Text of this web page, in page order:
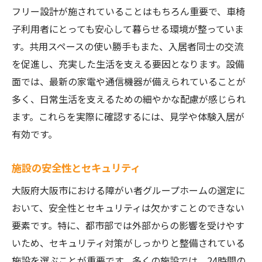
相談窓口を活用した情報収集
自分に合った大阪の障がい者グループホームを
見つけるには
ライフスタイルに合わせた選び方
長期滞在を見据えた施設選び
個々の障がいに応じた設備確認
家族や支援者とのコミュニケーション
地域のコミュニティ参加の機会
ループホームの魅力
快適な都市生活の実現
多様な文化との触れ合い
生活支援サービスの充実
フリー設計が施されていることはもちろん重要で、車椅
子利用者にとっても安心して暮らせる環境が整っていま
す。共用スペースの使い勝手もまた、入居者同士の交流
を促進し、充実した生活を支える要因となります。設備
面では、最新の家電や通信機器が備えられていることが
多く、日常生活を支えるための細やかな配慮が感じられ
ます。これらを実際に確認するには、見学や体験入居が
有効です。
施設の安全性とセキュリティ
大阪府大阪市における障がい者グループホームの選定に
おいて、安全性とセキュリティは欠かすことのできない
要素です。特に、都市部では外部からの影響を受けやす
いため、セキュリティ対策がしっかりと整備されている